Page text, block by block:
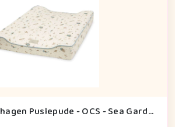
Cam Cam Copenhagen Puslepude - OCS - Sea Garden